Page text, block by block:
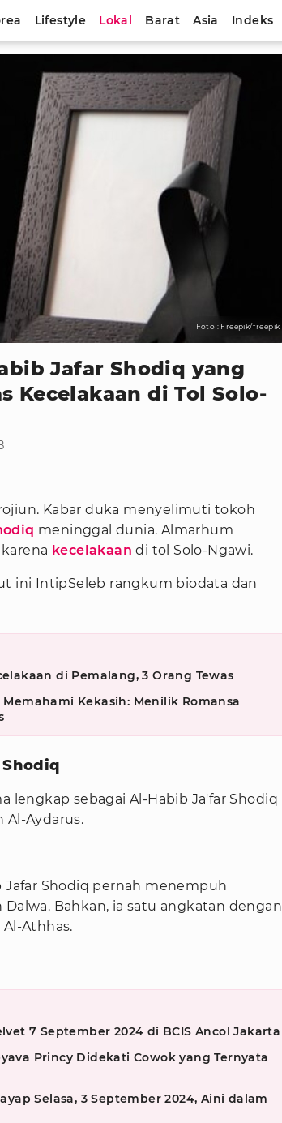
Lifestyle Lokal Barat Asia Indeks
Foto : Freepik/freepik
Jafar Shodiq yang
Kecelakaan di Tol Solo-
Kabar duka menyelimuti tokoh
meninggal dunia. Almarhum
kecelakaan di tol Solo-Ngawi.
ini IntipSeleb rangkum biodata dan
di Pemalang, 3 Orang Tewas
Kekasih: Menilik Romansa
lengkap sebagai Al-Habib Ja'far Shodiq
Al-Aydarus.
Jafar Shodiq pernah menempuh
Bahkan, ia satu angkatan dengan
Athhas.
7 September 2024 di BCIS Ancol Jakarta
Princy Didekati Cowok yang Ternyata
Selasa, 3 September 2024, Aini dalam